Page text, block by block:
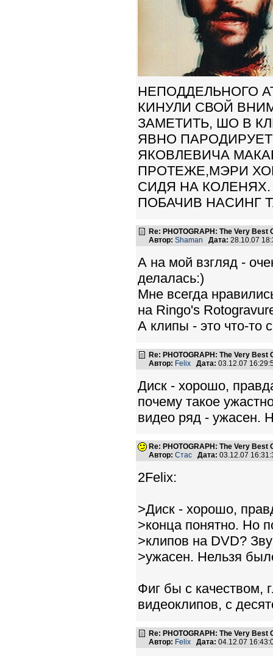
НЕПОДДЕЛЬНОГО
КИНУЛИ СВОЙ
ЗАМЕТИТЬ, ШО В
ЯВНО
ЯКОВЛЕВИЧА
ПРОТЕЖЕ,МЭРИ
СИДЯ НА
ПОБАЧИВ НАСИНГ
Re: PHOTOGRAPH: The Very Best
Автор: Shaman Дата: 28.10.07
А на мой взгляд -
делалась:)
Мне всегда
на Ringo's
А клипы - это что-то
Re: PHOTOGRAPH: The Very Best
Автор: Felix Дата: 03.12.07
Диск - хорошо,
почему такое
видео ряд - ужасен.
Re: PHOTOGRAPH: The Very Best
Автор: Стас Дата: 03.12.07
2Felix:
>Диск - хорошо,
>конца понятно. Но
>клипов на DVD?
>ужасен. Нельзя
Фиг бы с качеством,
видеоклипов, с
Re: PHOTOGRAPH: The Very Best
Автор: Felix Дата: 04.12.07